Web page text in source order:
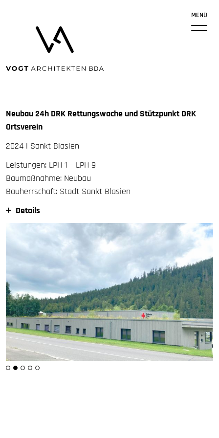
MENÜ
Neubau 24h DRK Rettungswache und Stützpunkt DRK
Ortsverein
2024 | Sankt Blasien
Leistungen: LPH 1 – LPH 9
Baumaßnahme: Neubau
Bauherrschaft: Stadt Sankt Blasien
Details